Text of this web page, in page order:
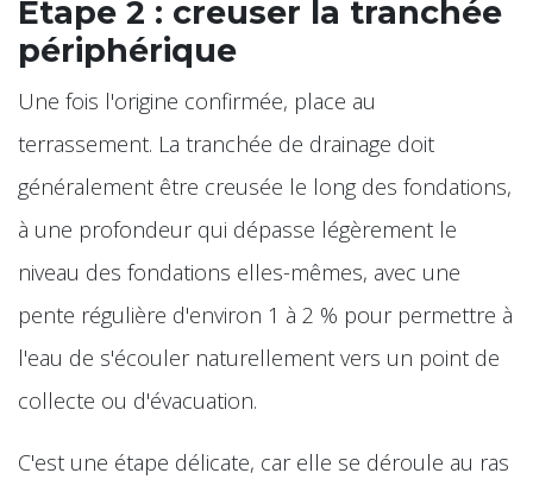
Étape 2 : creuser la tranchée
périphérique
Une fois l'origine confirmée, place au
terrassement. La tranchée de drainage doit
généralement être creusée le long des fondations,
à une profondeur qui dépasse légèrement le
niveau des fondations elles-mêmes, avec une
pente régulière d'environ 1 à 2 % pour permettre à
l'eau de s'écouler naturellement vers un point de
collecte ou d'évacuation.
C'est une étape délicate, car elle se déroule au ras